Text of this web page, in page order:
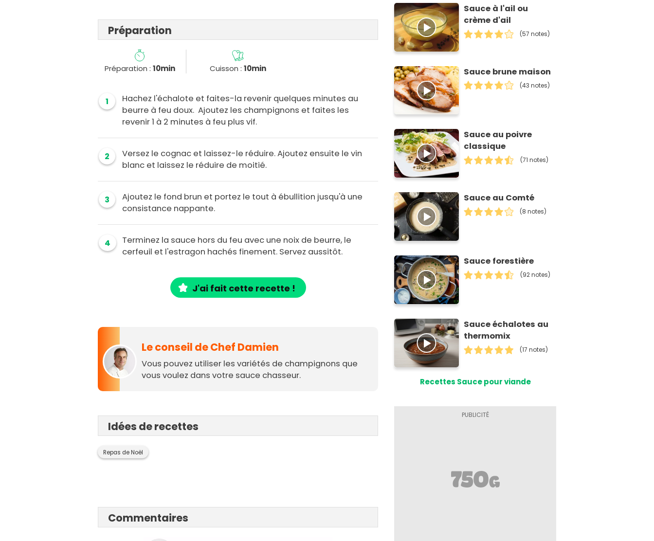
Préparation
Préparation : 10min Cuisson :10min
1
Hachez l'échalote et faites-la revenir quelques minutes au
beurre à feu doux. Ajoutez les champignons et faites les
revenir 1 à 2 minutes à feu plus vif.
2
Versez le cognac et laissez-le réduire. Ajoutez ensuite le vin
blanc et laissez le réduire de moitié.
3
Ajoutez le fond brun et portez le tout à ébullition jusqu'à une
consistance nappante.
4
Terminez la sauce hors du feu avec une noix de beurre, le
cerfeuil et l'estragon hachés finement. Servez aussitôt.
J'ai fait cette recette !
Le conseil de Chef Damien
Vous pouvez utiliser les variétés de champignons que
vous voulez dans votre sauce chasseur.
Idées de recettes
Repas de Noël
Commentaires
Sauce à l'ail ou
crème d'ail
(57 notes)
Sauce brune maison
(43 notes)
Sauce au poivre
classique
(71 notes)
Sauce au Comté
(8 notes)
Sauce forestière
(92 notes)
Sauce échalotes au
thermomix
(17 notes)
Recettes Sauce pour viande